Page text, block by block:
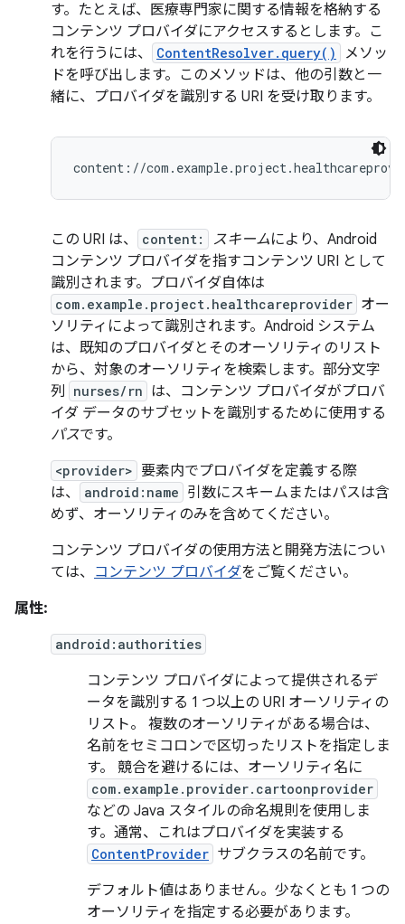
す。たとえば、医療専門家に関する情報を格納する
コンテンツ プロバイダにアクセスするとします。こ
れを行うには、
ContentResolver.query()
メソッ
ドを呼び出します。このメソッドは、他の引数と一
緒に、プロバイダを識別する URI を受け取ります。
この URI は、 content: スキームにより、Android
コンテンツ プロバイダを指すコンテンツ URI として
識別されます。プロバイダ自体は
com.example.project.healthcareprovider オー
ソリティによって識別されます。Android システム
は、既知のプロバイダとそのオーソリティのリスト
から、対象のオーソリティを検索します。部分文字
列 nurses/rn は、コンテンツ プロバイダがプロバ
イダ データのサブセットを識別するために使用する
パスです。
<provider> 要素内でプロバイダを定義する際
は、
android:name 引数にスキームまたはパスは含
めず、オーソリティのみを含めてください。
コンテンツ プロバイダの使用方法と開発方法につい
ては、 コンテンツ プロバイダをご覧ください。
属性:
android:authorities
コンテンツ プロバイダによって提供されるデ
ータを識別する 1 つ以上の URI オーソリティの
リスト。 複数のオーソリティがある場合は、
名前をセミコロンで区切ったリストを指定しま
す。 競合を避けるには、オーソリティ名に
com.example.provider.cartoonprovider
などの Java スタイルの命名規則を使用しま
す。通常、これはプロバイダを実装する
ContentProvider サブクラスの名前です。
デフォルト値はありません。少なくとも 1 つの
オーソリティを指定する必要があります。